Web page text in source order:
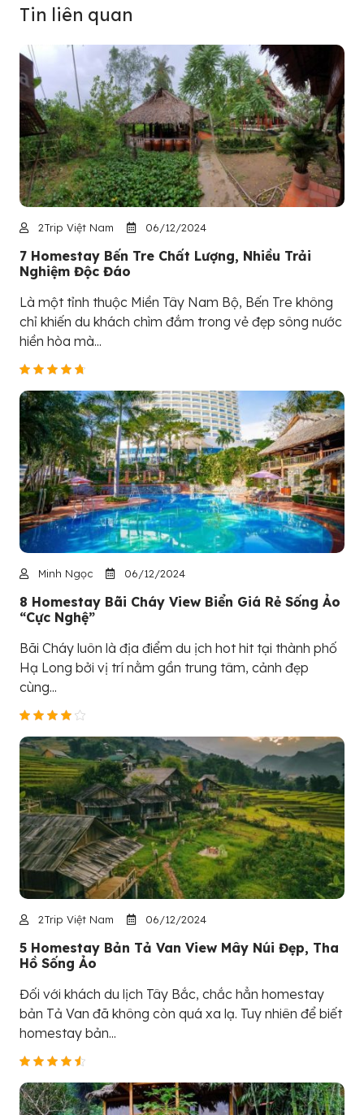
Tin liên quan
2Trip Việt Nam 06/12/2024
7 Homestay Bến Tre Chất Lượng, Nhiều Trải
Nghiệm Độc Đáo
Là một tỉnh thuộc Miền Tây Nam Bộ, Bến Tre không
chỉ khiến du khách chìm đắm trong vẻ đẹp sông nước
hiền hòa mà...
Minh Ngọc 06/12/2024
8 Homestay Bãi Cháy View Biển Giá Rẻ Sống Ảo
“Cực Nghệ”
Bãi Cháy luôn là địa điểm du ịch hot hit tại thành phố
Hạ Long bởi vị trí nằm gần trung tâm, cảnh đẹp
cùng...
2Trip Việt Nam 06/12/2024
5 Homestay Bản Tả Van View Mây Núi Đẹp, Tha
Hồ Sống Ảo
Đối với khách du lịch Tây Bắc, chắc hẳn homestay
bản Tả Van đã không còn quá xa lạ. Tuy nhiên để biết
homestay bản...